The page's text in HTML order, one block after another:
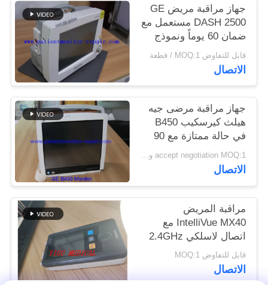
الموقع
PRIVACY
POLICY
جهاز مراقبة مريض GE
DASH 2500 مستعمل مع
ضمان 60 يوماً ونموذج
DASH 2500 للمراقبة
الطبية
قابل للتفاوض MOQ:1 / قطعة
الاتصال
جهاز مراقبة مرضى جيه
هيلث كيرسكيب B450
في حالة ممتازة مع 90
يوما من الضمان وتم
تجديده بالكامل
accept negotiation MOQ:1 وحدة
الاتصال
مراقبة المريض
IntelliVue MX40 مع
اتصال لاسلكي 2.4GHz
لمراقبة SPO2 و ECG
قابل للتفاوض MOQ:1
الاتصال